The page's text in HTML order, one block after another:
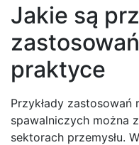
Jakie są
praktyce
Przykłady
spawalniczych można
sektorach przemysłu.